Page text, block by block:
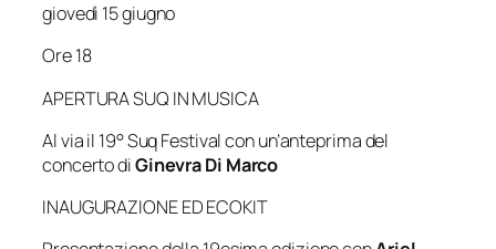
giovedì 15 giugno
Ore 18
APERTURA SUQ IN MUSICA
Al via il 19° Suq Festival con un’anteprima del
concerto diGinevra Di Marco
INAUGURAZIONE ED ECOKIT